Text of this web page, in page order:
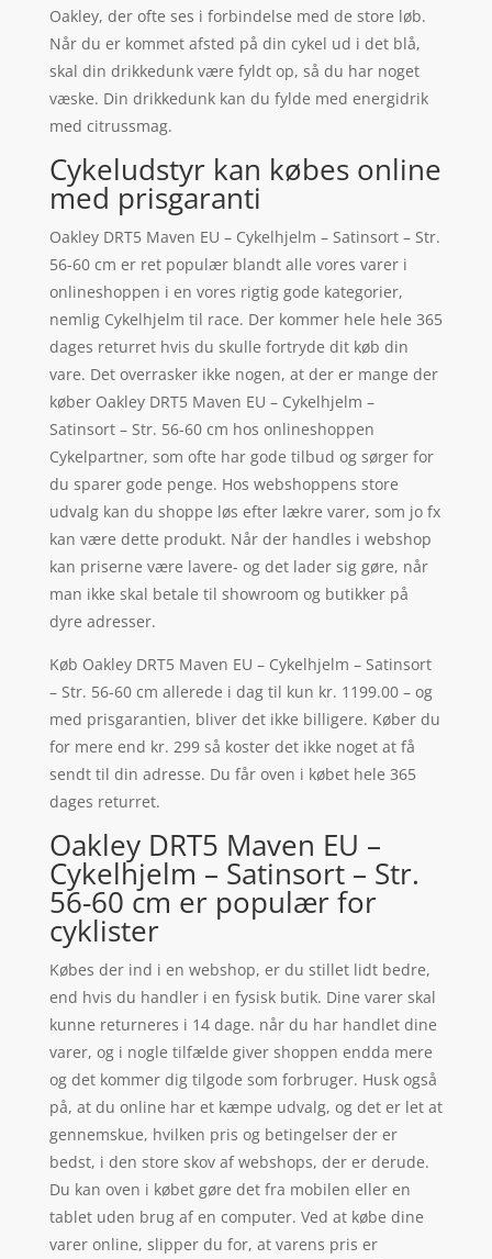
Oakley, der ofte ses i forbindelse med de store løb.
Når du er kommet afsted på din cykel ud i det blå,
skal din drikkedunk være fyldt op, så du har noget
væske. Din drikkedunk kan du fylde med energidrik
med citrussmag.
Cykeludstyr kan købes online
med prisgaranti
Oakley DRT5 Maven EU – Cykelhjelm – Satinsort – Str.
56-60 cm er ret populær blandt alle vores varer i
onlineshoppen i en vores rigtig gode kategorier,
nemlig Cykelhjelm til race. Der kommer hele hele 365
dages returret hvis du skulle fortryde dit køb din
vare. Det overrasker ikke nogen, at der er mange der
køber Oakley DRT5 Maven EU – Cykelhjelm –
Satinsort – Str. 56-60 cm hos onlineshoppen
Cykelpartner, som ofte har gode tilbud og sørger for
du sparer gode penge. Hos webshoppens store
udvalg kan du shoppe løs efter lækre varer, som jo fx
kan være dette produkt. Når der handles i webshop
kan priserne være lavere- og det lader sig gøre, når
man ikke skal betale til showroom og butikker på
dyre adresser.
Køb Oakley DRT5 Maven EU – Cykelhjelm – Satinsort
– Str. 56-60 cm allerede i dag til kun kr. 1199.00 – og
med prisgarantien, bliver det ikke billigere. Køber du
for mere end kr. 299 så koster det ikke noget at få
sendt til din adresse. Du får oven i købet hele 365
dages returret.
Oakley DRT5 Maven EU –
Cykelhjelm – Satinsort – Str.
56-60 cm er populær for
cyklister
Købes der ind i en webshop, er du stillet lidt bedre,
end hvis du handler i en fysisk butik. Dine varer skal
kunne returneres i 14 dage. når du har handlet dine
varer, og i nogle tilfælde giver shoppen endda mere
og det kommer dig tilgode som forbruger. Husk også
på, at du online har et kæmpe udvalg, og det er let at
gennemskue, hvilken pris og betingelser der er
bedst, i den store skov af webshops, der er derude.
Du kan oven i købet gøre det fra mobilen eller en
tablet uden brug af en computer. Ved at købe dine
varer online, slipper du for, at varens pris er